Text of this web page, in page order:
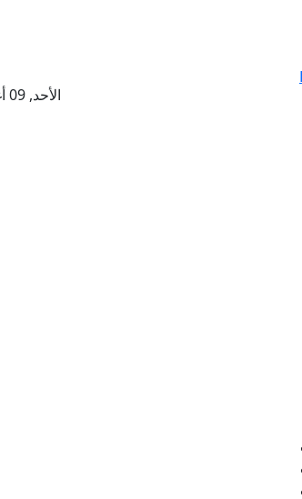
الأحد, 09 أغسطس 2026 – 26 صفر 1448 هـ